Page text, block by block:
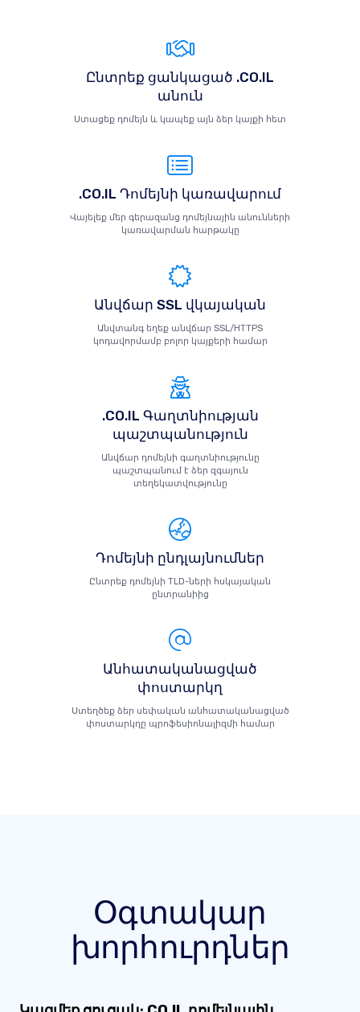
Ընտրեք ցանկացած .CO.IL
անուն
Ստացեք դոմեյն և կապեք այն ձեր կայքի հետ
.CO.IL Դոմեյնի կառավարում
Վայելեք մեր գերազանց դոմեյնային անունների
կառավարման հարթակը
Անվճար SSL վկայական
Անվտանգ եղեք անվճար SSL/HTTPS
կոդավորմամբ բոլոր կայքերի համար
.CO.IL Գաղտնիության
պաշտպանություն
Անվճար դոմեյնի գաղտնիությունը
պաշտպանում է ձեր զգայուն
տեղեկատվությունը
Դոմեյնի ընդլայնումներ
Ընտրեք դոմեյնի TLD-ների հսկայական
ընտրանիից
Անհատականացված
փոստարկղ
Ստեղծեք ձեր սեփական անհատականացված
փոստարկղը պրոֆեսիոնալիզմի համար
Օգտակար
խորհուրդներ